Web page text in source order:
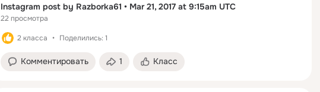
Instagram post by Razborka61 • Mar 21, 2017 at 9:15am UTC
22 просмотра
2 класса Поделились: 1
Комментировать 1 Класс